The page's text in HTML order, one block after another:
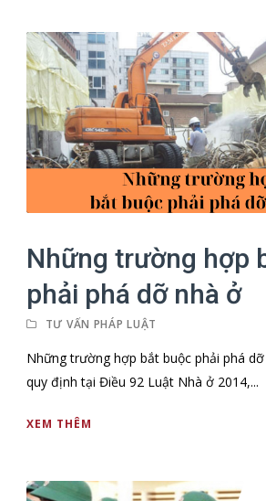
Những trường hợp
phải phá dỡ nhà ở
TƯ VẤN PHÁP LUẬT
Những trường hợp bắt buộc phải phá
quy định tại Điều 92 Luật Nhà ở 2014,...
XEM THÊM